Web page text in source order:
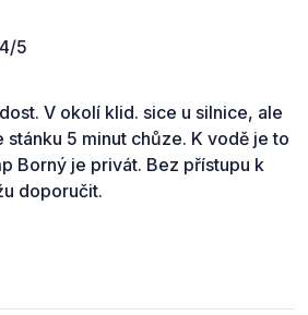
4/5
V okolí klid. sice u silnice, ale
5 minut chůze. K vodě je to
Borný je privát. Bez přístupu k
doporučit.